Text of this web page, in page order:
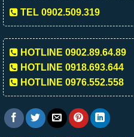
TEL 0902.509.319
HOTLINE 0902.89.64.89
HOTLINE 0918.693.644
HOTLINE 0976.552.558